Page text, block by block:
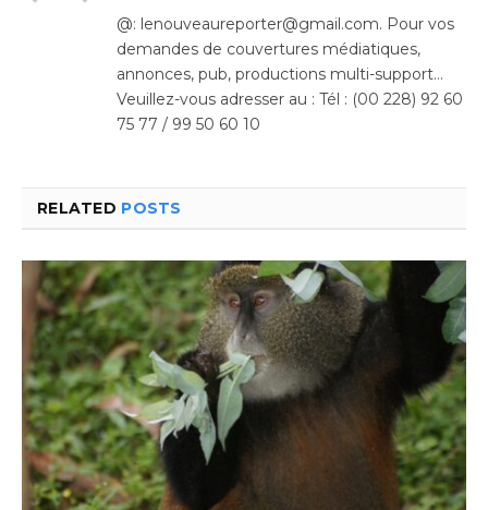
@: lenouveaureporter@gmail.com. Pour vos
demandes de couvertures médiatiques,
annonces, pub, productions multi-support…
Veuillez-vous adresser au : Tél : (00 228) 92 60
75 77 / 99 50 60 10
RELATED POSTS